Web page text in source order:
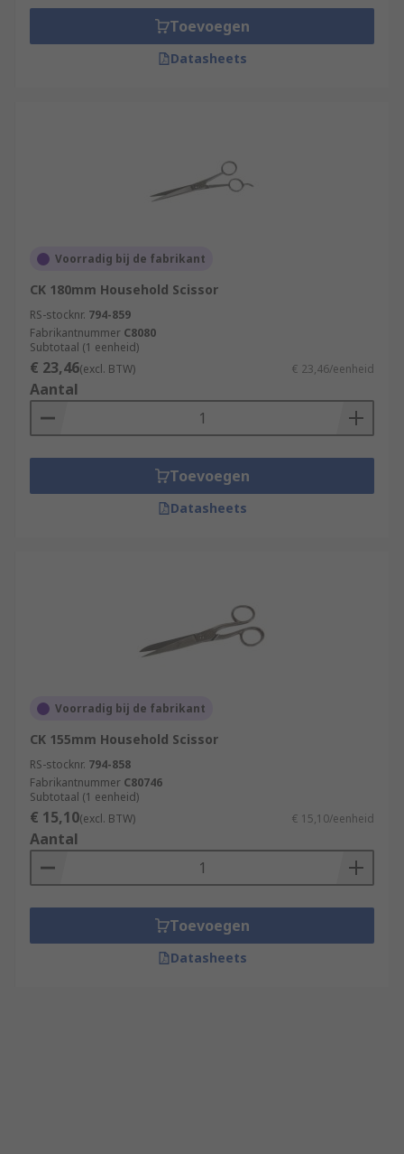
Toevoegen
Datasheets
Voorradig bij de fabrikant
CK 180mm Household Scissor
RS-stocknr. 794-859
Fabrikantnummer C8080
Subtotaal (1 eenheid)
€ 23,46(excl. BTW) € 23,46/eenheid
Aantal
Toevoegen
Datasheets
Voorradig bij de fabrikant
CK 155mm Household Scissor
RS-stocknr. 794-858
Fabrikantnummer C80746
Subtotaal (1 eenheid)
€ 15,10(excl. BTW) € 15,10/eenheid
Aantal
Toevoegen
Datasheets